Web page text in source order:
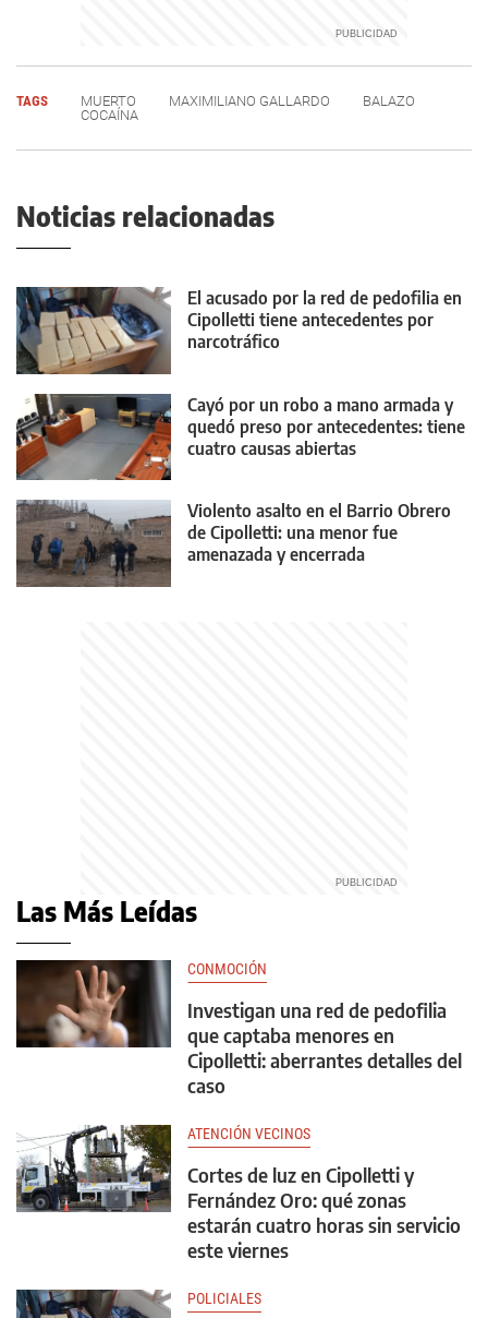
TAGS MUERTO MAXIMILIANO GALLARDO
BALAZO
COCAÍNA
Noticias relacionadas
El acusado por la red de pedofilia en
Cipolletti tiene antecedentes por
narcotráfico
Cayó por un robo a mano armada y
quedó preso por antecedentes: tiene
cuatro causas abiertas
Violento asalto en el Barrio Obrero
de Cipolletti: una menor fue
amenazada y encerrada
Las Más Leídas
CONMOCIÓN
Investigan una red de pedofilia
que captaba menores en
Cipolletti: aberrantes detalles del
caso
ATENCIÓN VECINOS
Cortes de luz en Cipolletti y
Fernández Oro: qué zonas
estarán cuatro horas sin servicio
este viernes
POLICIALES